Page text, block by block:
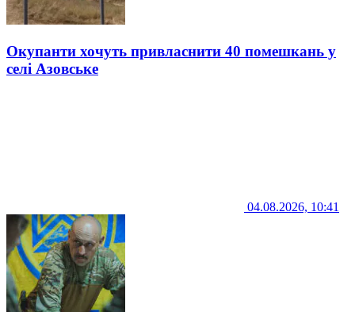
Окупанти хочуть привласнити 40 помешкань у
селі Азовське
04.08.2026, 10:41